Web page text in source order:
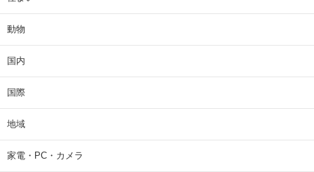
動物
国内
国際
地域
家電・PC・カメラ